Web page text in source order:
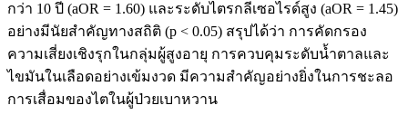
กว่า 10 ปี (aOR = 1.60) และระดับไตรกลีเซอไรด์สูง (aOR = 1.45)
อย่างมีนัยสำคัญทางสถิติ (p < 0.05) สรุปได้ว่า การคัดกรอง
ความเสี่ยงเชิงรุกในกลุ่มผู้สูงอายุ การควบคุมระดับน้ำตาลและ
ไขมันในเลือดอย่างเข้มงวด มีความสำคัญอย่างยิ่งในการชะลอ
การเสื่อมของไตในผู้ป่วยเบาหวาน